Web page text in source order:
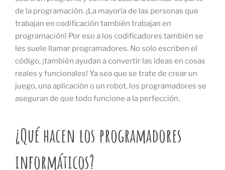
de la programación. ¡La mayoría de las personas que
trabajan en codificación también trabajan en
programación! Por eso a los codificadores también se
les suele llamar programadores. No solo escriben el
código, ¡también ayudan a convertir las ideas en cosas
reales y funcionales! Ya sea que se trate de crear un
juego, una aplicación o un robot, los programadores se
aseguran de que todo funcione a la perfección.
¿Qué hacen los programadores
informáticos?